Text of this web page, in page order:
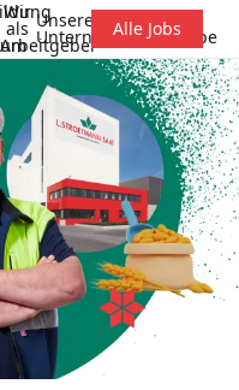
Wir
als
Arbeitgeber
Unsere
Unternehmensgruppe
Alle Jobs